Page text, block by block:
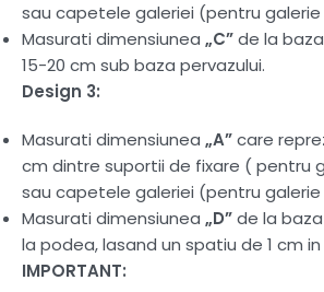
sau capetele galeriei (pentru galerie
Masurati dimensiunea „C”de la
15-20 cm sub baza pervazului.
Design 3:
Masurati dimensiunea „A”care
cm dintre suportii de fixare ( pentru
sau capetele galeriei (pentru galerie
Masurati dimensiunea „D”de la
la podea, lasand un spatiu de 1 cm
IMPORTANT: